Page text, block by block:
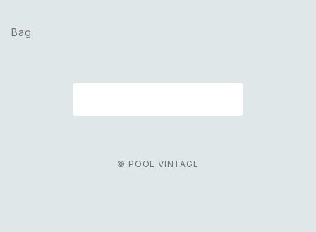
Pierce
Tops
Bag
© POOL VINTAGE